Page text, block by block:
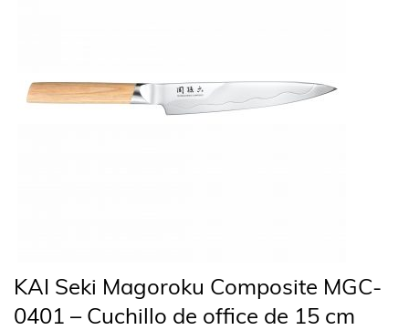
KAI Seki Magoroku Composite MGC-
0401 – Cuchillo de office de 15 cm